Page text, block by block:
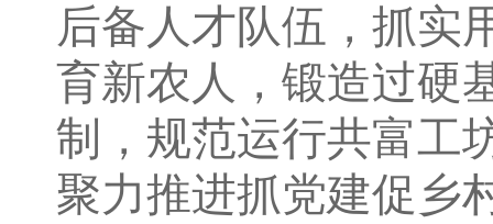
后备人才队伍，抓实
育新农人，锻造过硬
制，规范运行共富工
聚力推进抓党建促乡